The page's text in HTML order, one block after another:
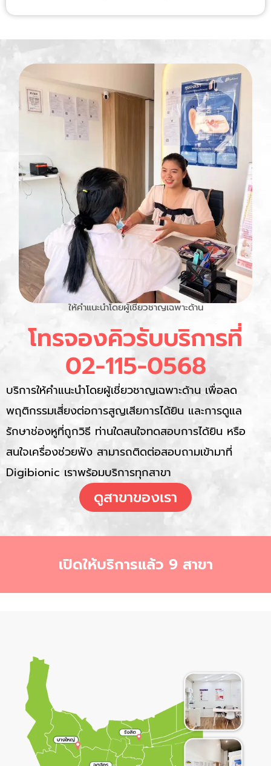
ให้คำแนะนำโดยผู้เชี่ยวชาญเฉพาะด้าน
โทรจองคิวรับบริการที่
02-115-0568
บริการให้คำแนะนำโดยผู้เชี่ยวชาญเฉพาะด้าน เพื่อลด
พฤติกรรมเสี่ยงต่อการสูญเสียการได้ยิน และการดูแล
รักษาช่องหูที่ถูกวิธี ท่านใดสนใจทดสอบการได้ยิน หรือ
สนใจเครื่องช่วยฟัง สามารถติดต่อสอบถามเข้ามาที่
Digibionic เราพร้อมบริการทุกสาขา
ดูสาขาของเรา
เปิดให้บริการแล้ว 9 สาขา